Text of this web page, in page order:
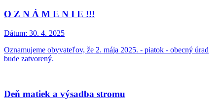
O Z N Á M E N I E !!!
Dátum: 30. 4. 2025
Oznamujeme obyvateľov, že 2. mája 2025. - piatok - obecný úrad
bude zatvorený.
Deň matiek a výsadba stromu